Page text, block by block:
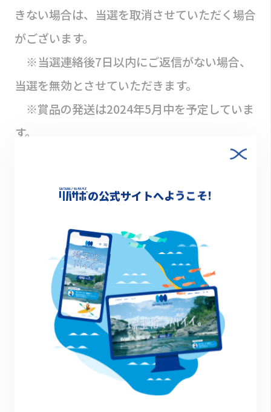
きない場合は、当選を取消させていただく場合
がございます。
※当選連絡後7日以内にご返信がない場合、
当選を無効とさせていただきます。
※賞品の発送は2024年5月中を予定していま
す。
※いかなる理由でも当選をお知らせするダイ
・当キャンペーンに関してご提供頂いた各アカ
ウントおよびその他の個人情報は、賞品の抽
選・当選者への連絡・賞品発送・個人を識別で
きない統計情報作成の目的にのみ利用させてい
ただきます。
・お客様の個人情報は、個人情報保護法に基づ
き適切に管理します。また、守秘義務を負う業
の公式サイトへようこそ!